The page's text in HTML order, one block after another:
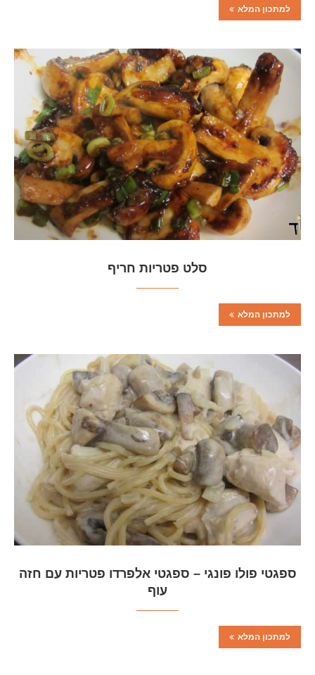
למתכון המלא
סלט פטריות חריף
למתכון המלא
ספגטי פולו פונגי – ספגטי אלפרדו פטריות עם חזה
עוף
למתכון המלא